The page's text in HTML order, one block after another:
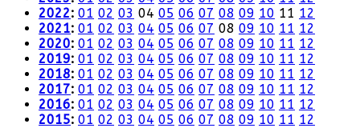
2022: 01 02 03 04 05 06 07 08 09 10 11 12
2021: 01 02 03 04 05 06 07 08 09 10 11 12
2020: 01 02 03 04 05 06 07 08 09 10 11 12
2019: 01 02 03 04 05 06 07 08 09 10 11 12
2018: 01 02 03 04 05 06 07 08 09 10 11 12
2017: 01 02 03 04 05 06 07 08 09 10 11 12
2016: 01 02 03 04 05 06 07 08 09 10 11 12
2015: 01 02 03 04 05 06 07 08 09 10 11 12